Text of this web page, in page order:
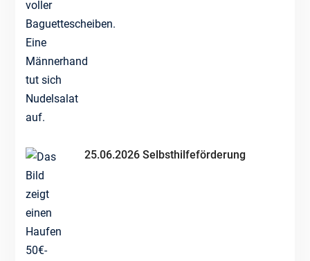
25.06.2026 Selbsthilfeförderung